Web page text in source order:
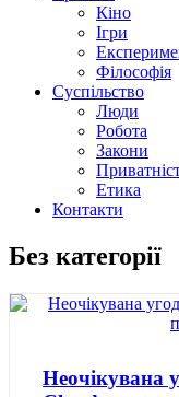
Кіно
Ігри
Філософія
Суспільство
Люди
Робота
Закони
Етика
Контакти
Без категорії
Неочікувана